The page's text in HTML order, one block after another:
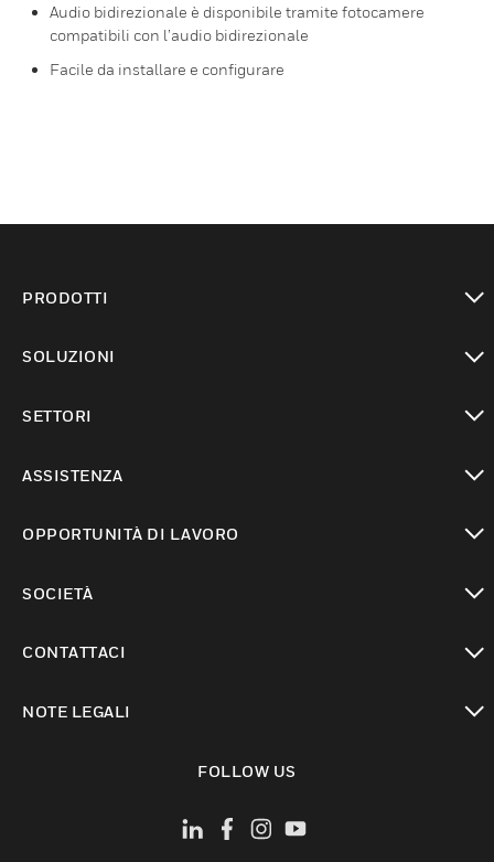
Audio bidirezionale è disponibile tramite fotocamere
compatibili con l’audio bidirezionale
Facile da installare e configurare
PRODOTTI
SOLUZIONI
SETTORI
ASSISTENZA
OPPORTUNITÀ DI LAVORO
SOCIETÀ
CONTATTACI
NOTE LEGALI
FOLLOW US